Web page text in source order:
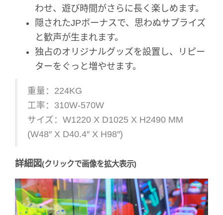
わせ、遊び時間がさらに長く楽しめます。
隠されたJPボーナスで、思わぬサプライズ
と歓声が生まれます。
独占のオリジナルグッズを設置し、リピー
ターをぐっと増やせます。
重量：224KG
工率：310W-570W
サイズ：W1220 X D1025 X H2490 MM
(W48″ X D40.4″ X H98″)
詳細図(クリックで画像を拡大表示)